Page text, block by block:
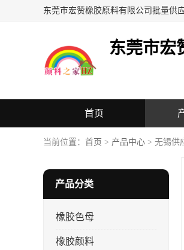
东莞市宏
首页
当前位置： 首页 > 产品中心 > 无锡供
产品分类
橡胶色母
橡胶颜料